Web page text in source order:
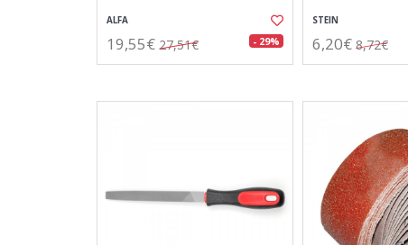
ALFA
19,55€ 27,51€ - 29%
STEIN
6,20€ 8,72€